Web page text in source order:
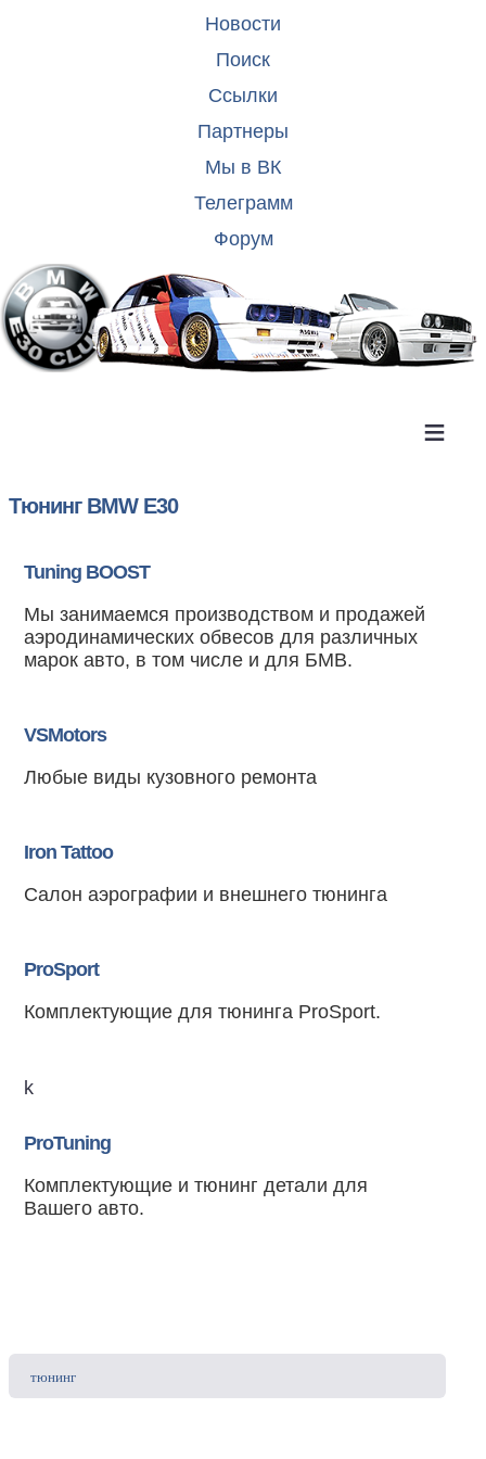
Новости
Поиск
Ссылки
Партнеры
Мы в ВК
Телеграмм
Форум
Тюнинг BMW E30
Tuning BOOST
Мы занимаемся производством и продажей
аэродинамических обвесов для различных
марок авто, в том числе и для БМВ.
VSMotors
Любые виды кузовного ремонта
Iron Tattoo
Салон аэрографии и внешнего тюнинга
ProSport
Комплектующие для тюнинга ProSport.
k
ProTuning
Комплектующие и тюнинг детали для
Вашего авто.
тюнинг